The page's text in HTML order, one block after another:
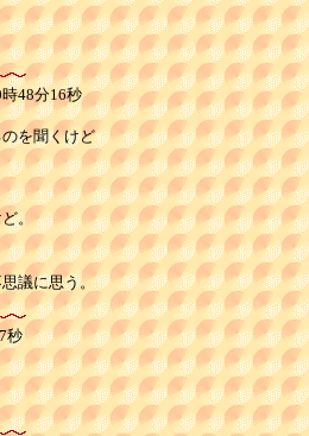
48分16秒
を聞くけど
。
議に思う。
秒